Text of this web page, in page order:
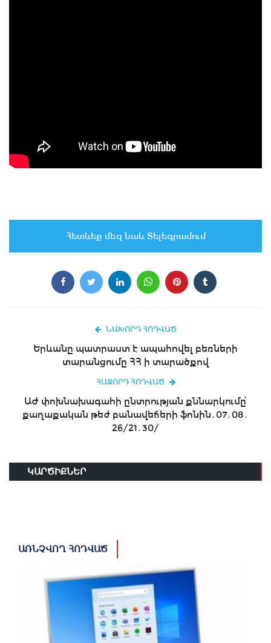
Հետևեք մեզ նաև Տելեգրամում
ՆԱԽՈՐԴ ՀՈԴՎԱԾ
Երևանը պատրաստ է ապահովել բեռների
տարանցումը ՀՀ ի տարածքով
ՀԱՋՈՐԴ ՀՈԴՎԱԾ
ԱԺ փոխնախագահի ընտրության քննարկումը՝
քաղաքական թեժ բանավեճերի ֆոնին․07․08․
26/21․30/
ԿԱՐԾԻՔՆԵՐ
ԱՌՆՉՎՈՂ ՀՈԴՎԱԾ